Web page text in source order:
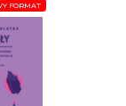
FORMAT